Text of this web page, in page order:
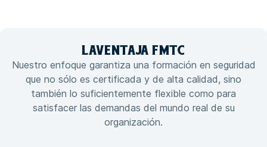
LAVENTAJA FMTC
Nuestro enfoque garantiza una formación en seguridad
que no sólo es certificada y de alta calidad, sino
también lo suficientemente flexible como para
satisfacer las demandas del mundo real de su
organización.